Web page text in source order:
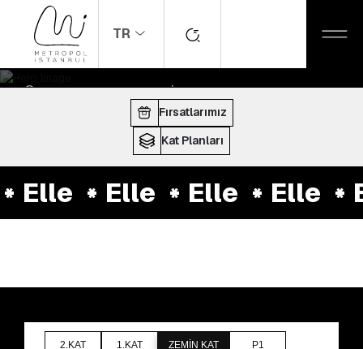
TR
ANASAYFA MAĞAZALAR
Elle
ÇALIŞMA SAATLERI:10:00 - 22:00
Fırsatlarımız
Kat Planları
Elle Elle Elle Elle